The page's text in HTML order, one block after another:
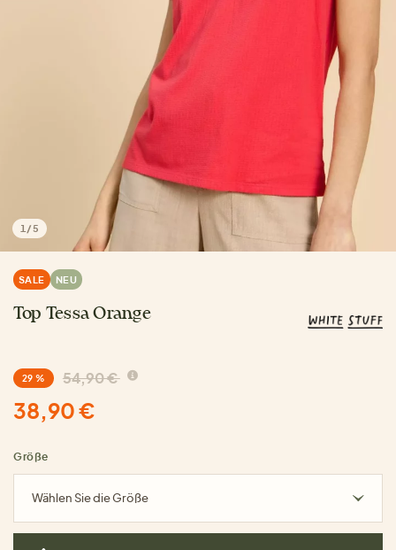
1 /5
SALE NEU
Top Tessa Orange
29 % 54,90 €
38,90 €
Größe
Wählen Sie die Größe